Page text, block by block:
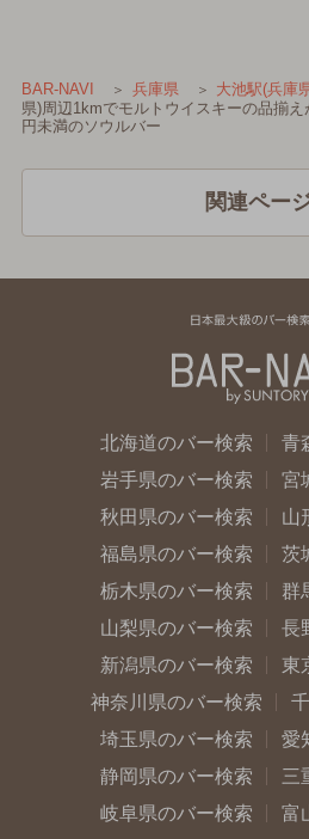
BAR-NAVI 兵庫県 大池駅(兵庫
県)周辺1kmでモルトウイスキーの品揃
円未満のソウルバー
関連ペー
北海道のバー検索
青
岩手県のバー検索
宮
秋田県のバー検索
山
福島県のバー検索
茨
栃木県のバー検索
群
山梨県のバー検索
長
新潟県のバー検索
東
神奈川県のバー検索
埼玉県のバー検索
愛
静岡県のバー検索
三
岐阜県のバー検索
富